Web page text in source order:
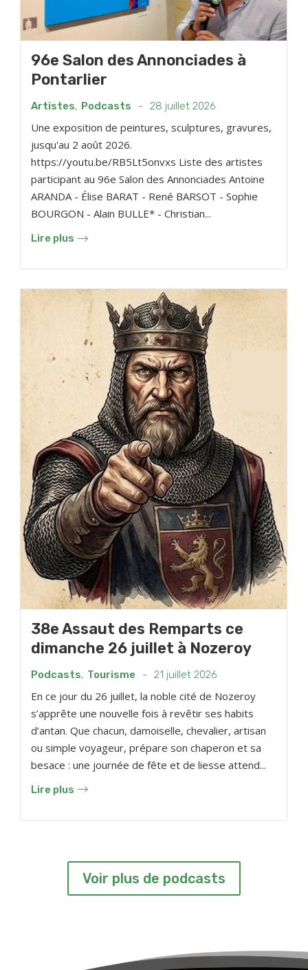
96e Salon des Annonciades à
Pontarlier
Artistes, Podcasts - 28 juillet 2026
Une exposition de peintures, sculptures, gravures,
jusqu'au 2 août 2026.
https://youtu.be/RB5Lt5onvxs Liste des artistes
participant au 96e Salon des Annonciades Antoine
ARANDA - Élise BARAT - René BARSOT - Sophie
BOURGON - Alain BULLE* - Christian...
Lire plus
38e Assaut des Remparts ce
dimanche 26 juillet à Nozeroy
Podcasts, Tourisme - 21 juillet 2026
En ce jour du 26 juillet, la noble cité de Nozeroy
s’apprête une nouvelle fois à revêtir ses habits
d’antan. Que chacun, damoiselle, chevalier, artisan
ou simple voyageur, prépare son chaperon et sa
besace : une journée de fête et de liesse attend...
Lire plus
Voir plus de podcasts